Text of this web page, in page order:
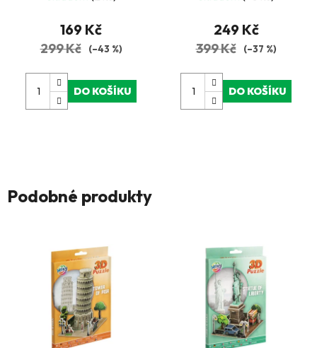
169 Kč
299 Kč (–43 %)
DO KOŠÍKU
249 Kč
399 Kč (–37 %)
DO KOŠÍKU
Podobné produkty